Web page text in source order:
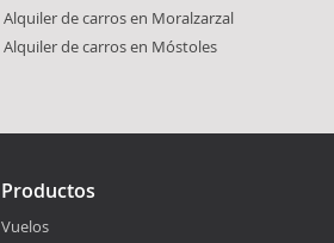
Alquiler de carros en Moralzarzal
Alquiler de carros en Móstoles
Productos
Vuelos